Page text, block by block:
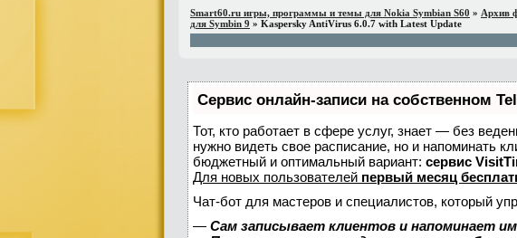
Smart60.ru игры, программы и темы для Nokia Symbian S60 » Архив
для Symbin 9 » Kaspersky AntiVirus 6.0.7 with Latest Update
Сервис онлайн-записи на собственном
Тот, кто работает в сфере услуг, знает — без
нужно видеть свое расписание, но и напоминать
бюджетный и оптимальный вариант: сервис
Для новых пользователей первый месяц
Чат-бот для мастеров и специалистов, который
— Сам записывает клиентов и напоминает